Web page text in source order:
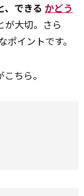
、できる かどう
が大切。さら
イントです。
ちら。